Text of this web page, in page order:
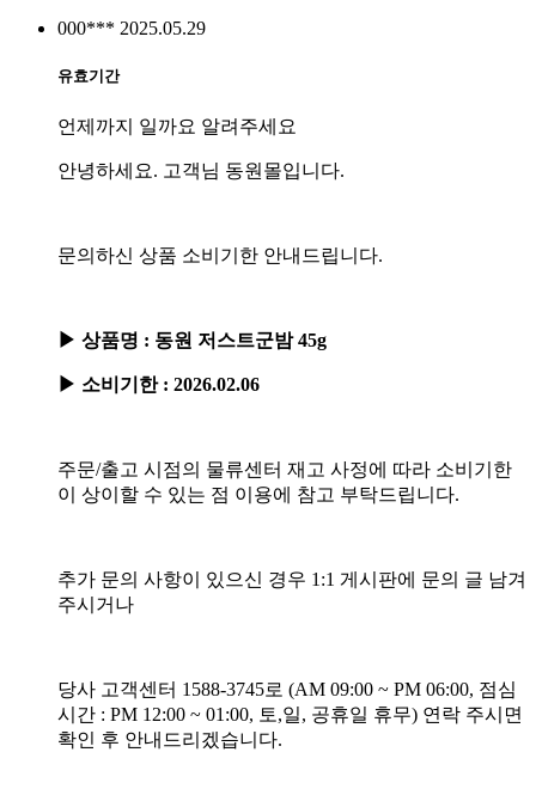
000*** 2025.05.29
유효기간
언제까지 일까요 알려주세요
안녕하세요. 고객님 동원몰입니다.
문의하신 상품 소비기한 안내드립니다.
▶ 상품명 : 동원 저스트군밤 45g
▶ 소비기한 : 2026.02.06
주문/출고 시점의 물류센터 재고 사정에 따라 소비기한
이 상이할 수 있는 점 이용에 참고 부탁드립니다.
추가 문의 사항이 있으신 경우 1:1 게시판에 문의 글 남겨
주시거나
당사 고객센터 1588-3745로 (AM 09:00 ~ PM 06:00, 점심
시간 : PM 12:00 ~ 01:00, 토,일, 공휴일 휴무) 연락 주시면
확인 후 안내드리겠습니다.